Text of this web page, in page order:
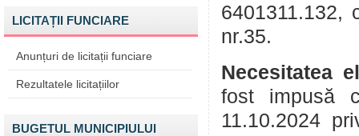
LICITAȚII FUNCIARE
Anunțuri de licitații funciare
Rezultatele licitațiilor
BUGETUL MUNICIPIULUI
nr.35.
Necesitatea
fost impusă
11.10.2024